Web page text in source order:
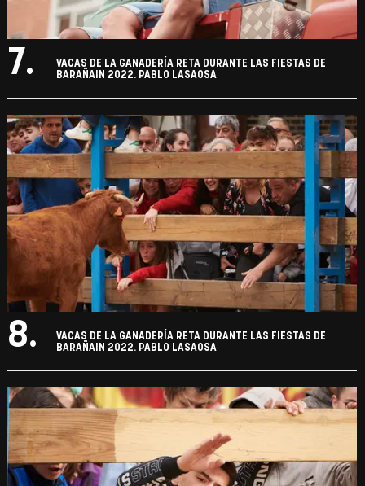
7.
VACAS DE LA GANADERÍA RETA DURANTE LAS FIESTAS DE
BARAÑAIN 2022. PABLO LASAOSA
8.
VACAS DE LA GANADERÍA RETA DURANTE LAS FIESTAS DE
BARAÑAIN 2022. PABLO LASAOSA